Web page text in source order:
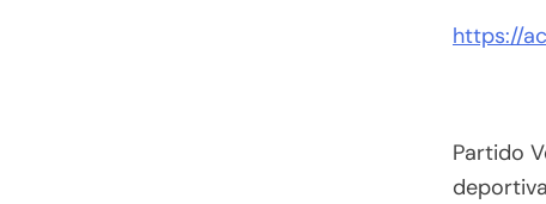
https://
Partido